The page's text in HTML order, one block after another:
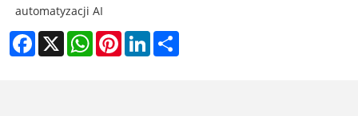
automatyzacji AI
Facebook
X WhatsAppPinterestLinkedIn